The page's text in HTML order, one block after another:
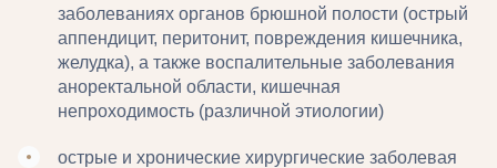
заболеваниях органов брюшной полости (острый
аппендицит, перитонит, повреждения кишечника,
желудка), а также воспалительные заболевания
аноректальной области, кишечная
непроходимость (различной этиологии)
острые и хронические хирургические заболевая